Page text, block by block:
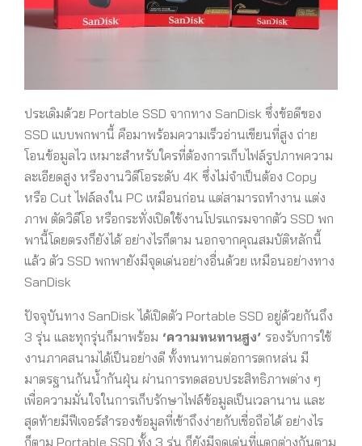
ประเดิมด้วย Portable SSD จากทาง SanDisk ซึ่งข้อดีของ
SSD แบบพกพานี้ คือมาพร้อมความเร็วอ่านเขียนที่สูง ถ่าย
โอนข้อมูลไว เหมาะสำหรับใครที่ต้องการเก็บไฟล์รูปภาพความ
ละเอียดสูง หรืองานวิดีโอระดับ 4K ซึ่งไม่จำเป็นต้อง Copy
หรือ Cut ไฟล์ลงใน PC เหมือนก่อน แต่สามารถทำงาน แต่ง
ภาพ ตัดวิดีโอ หรือกระทั่งเปิดใช้งานโปรแกรมจากตัว SSD พก
พานี้โดยตรงก็ยังได้ อย่างไรก็ตาม นอกจากคุณสมบัติหลักนี้
แล้ว ตัว SSD พกพายังมีจุดเด่นอย่างอื่นด้วย เหมือนอย่างทาง
SanDisk
ปัจจุบันทาง SanDisk ได้เปิดตัว Portable SSD อยู่ด้วยกันถึง
3 รุ่น และทุกรุ่นก็มาพร้อม ‘ความทนทานสูง’ รองรับการใช้
งานภาคสนามได้เป็นอย่างดี ทั้งทนทานต่อการตกหล่น มี
มาตรฐานกันน้ำกันฝุ่น ผ่านการทดสอบประสิทธิภาพต่าง ๆ
เพื่อความมั่นใจในการเก็บรักษาไฟล์ข้อมูลเป็นเวลานาน และ
สุดท้ายมีฟีเจอร์สำรองข้อมูลที่เข้าถึงง่ายกับเชื่อถือได้ อย่างไร
ก็ตาม Portable SSD ทั้ง 3 รุ่น ก็ยังมีจุดเด่นที่แตกต่างกันตาม